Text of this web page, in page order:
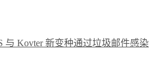
与 Kovter 新变种通过垃圾邮件感染